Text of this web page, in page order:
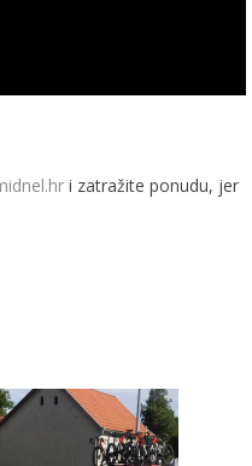
i zatražite ponudu, jer